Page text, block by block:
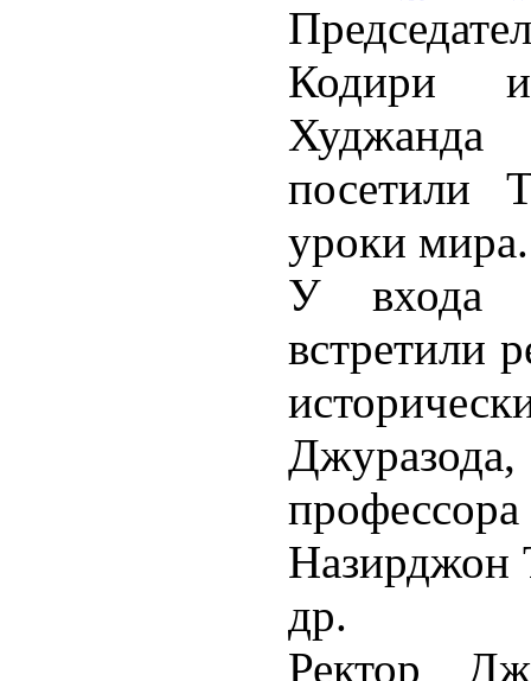
Кодири и
посетили
уроки мира.
У входа
встретили
Назирджон
др.
Ректор